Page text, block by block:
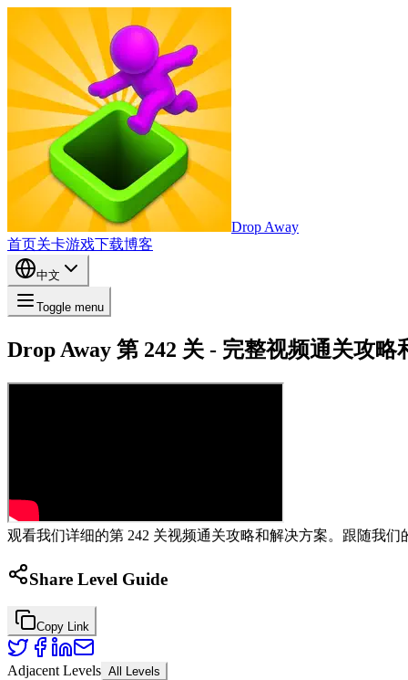
Drop Away
首页关卡游戏下载博客
中文
Toggle menu
Drop Away 第 242 关 - 完整视频通关攻略
观看我们详细的第 242 关视频通关攻略和解决方案。跟随我们
Share Level Guide
Copy Link
Adjacent Levels All Levels